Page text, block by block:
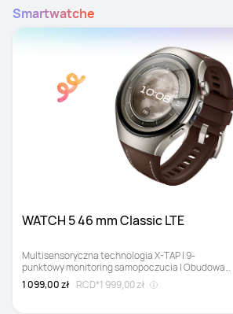
Smartwatche
WATCH 5 46 mm Classic LTE
Multisensoryczna technologia X-TAP | 9-
punktowy monitoring samopoczucia | Obudowa
z tytanu klasy lotniczej
1 099,00 zł RCD*1 999,00 zł